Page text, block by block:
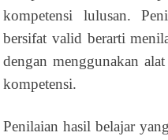
kompetensi lulusan.
bersifat valid berarti
dengan menggunakan
kompetensi.
Penilaian hasil belajar